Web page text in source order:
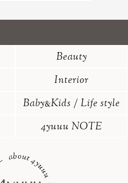
Beauty
Interior
Baby&Kids / Life style
4yuuu NOTE